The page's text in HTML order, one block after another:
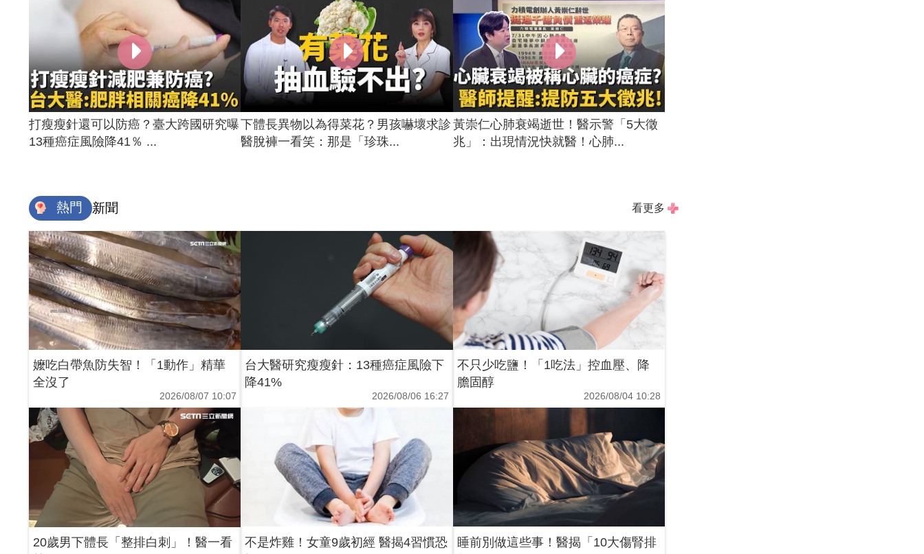
打瘦瘦針還可以防癌？臺大跨國研究曝
13種癌症風險降41％ ...
下體長異物以為得菜花？男孩嚇壞求診
醫脫褲一看笑：那是「珍珠...
黃崇仁心肺衰竭逝世！醫示警「5大徵
兆」：出現情況快就醫！心肺...
熱門 新聞 看更多
嬤吃白帶魚防失智！「1動作」精華
全沒了
2026/08/07 10:07
台大醫研究瘦瘦針：13種癌症風險下
降41%
2026/08/06 16:27
不只少吃鹽！「1吃法」控血壓、降
膽固醇
2026/08/04 10:28
20歲男下體長「整排白刺」！醫一看
不是炸雞！女童9歲初經 醫揭4習慣恐
睡前別做這些事！醫揭「10大傷腎排